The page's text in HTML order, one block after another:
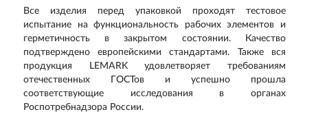
Все изделия перед упаковкой проходят тестовое
испытание на функциональность рабочих элементов и
герметичность в закрытом состоянии. Качество
подтверждено европейскими стандартами. Также вся
продукция LEMARK удовлетворяет требованиям
отечественных ГОСТов и успешно прошла
соответствующие исследования в органах
Роспотребнадзора России.